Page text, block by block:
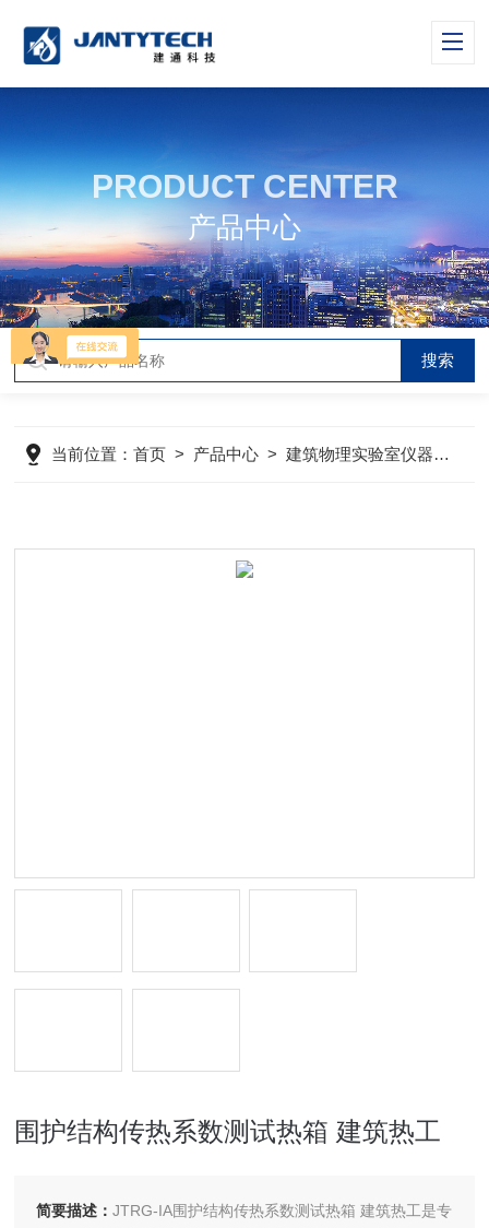
PRODUCT CENTER
产品中心
当前位置：首页 > 产品中心 >建筑物理实验室仪器与设备
围护结构传热系数测试热箱 建筑热工
简要描述：JTRG-IA围护结构传热系数测试热箱 建筑热工是专